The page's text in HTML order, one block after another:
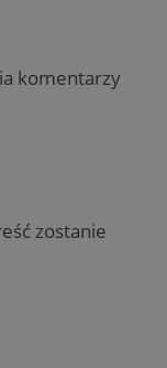
komentarzy
zostanie